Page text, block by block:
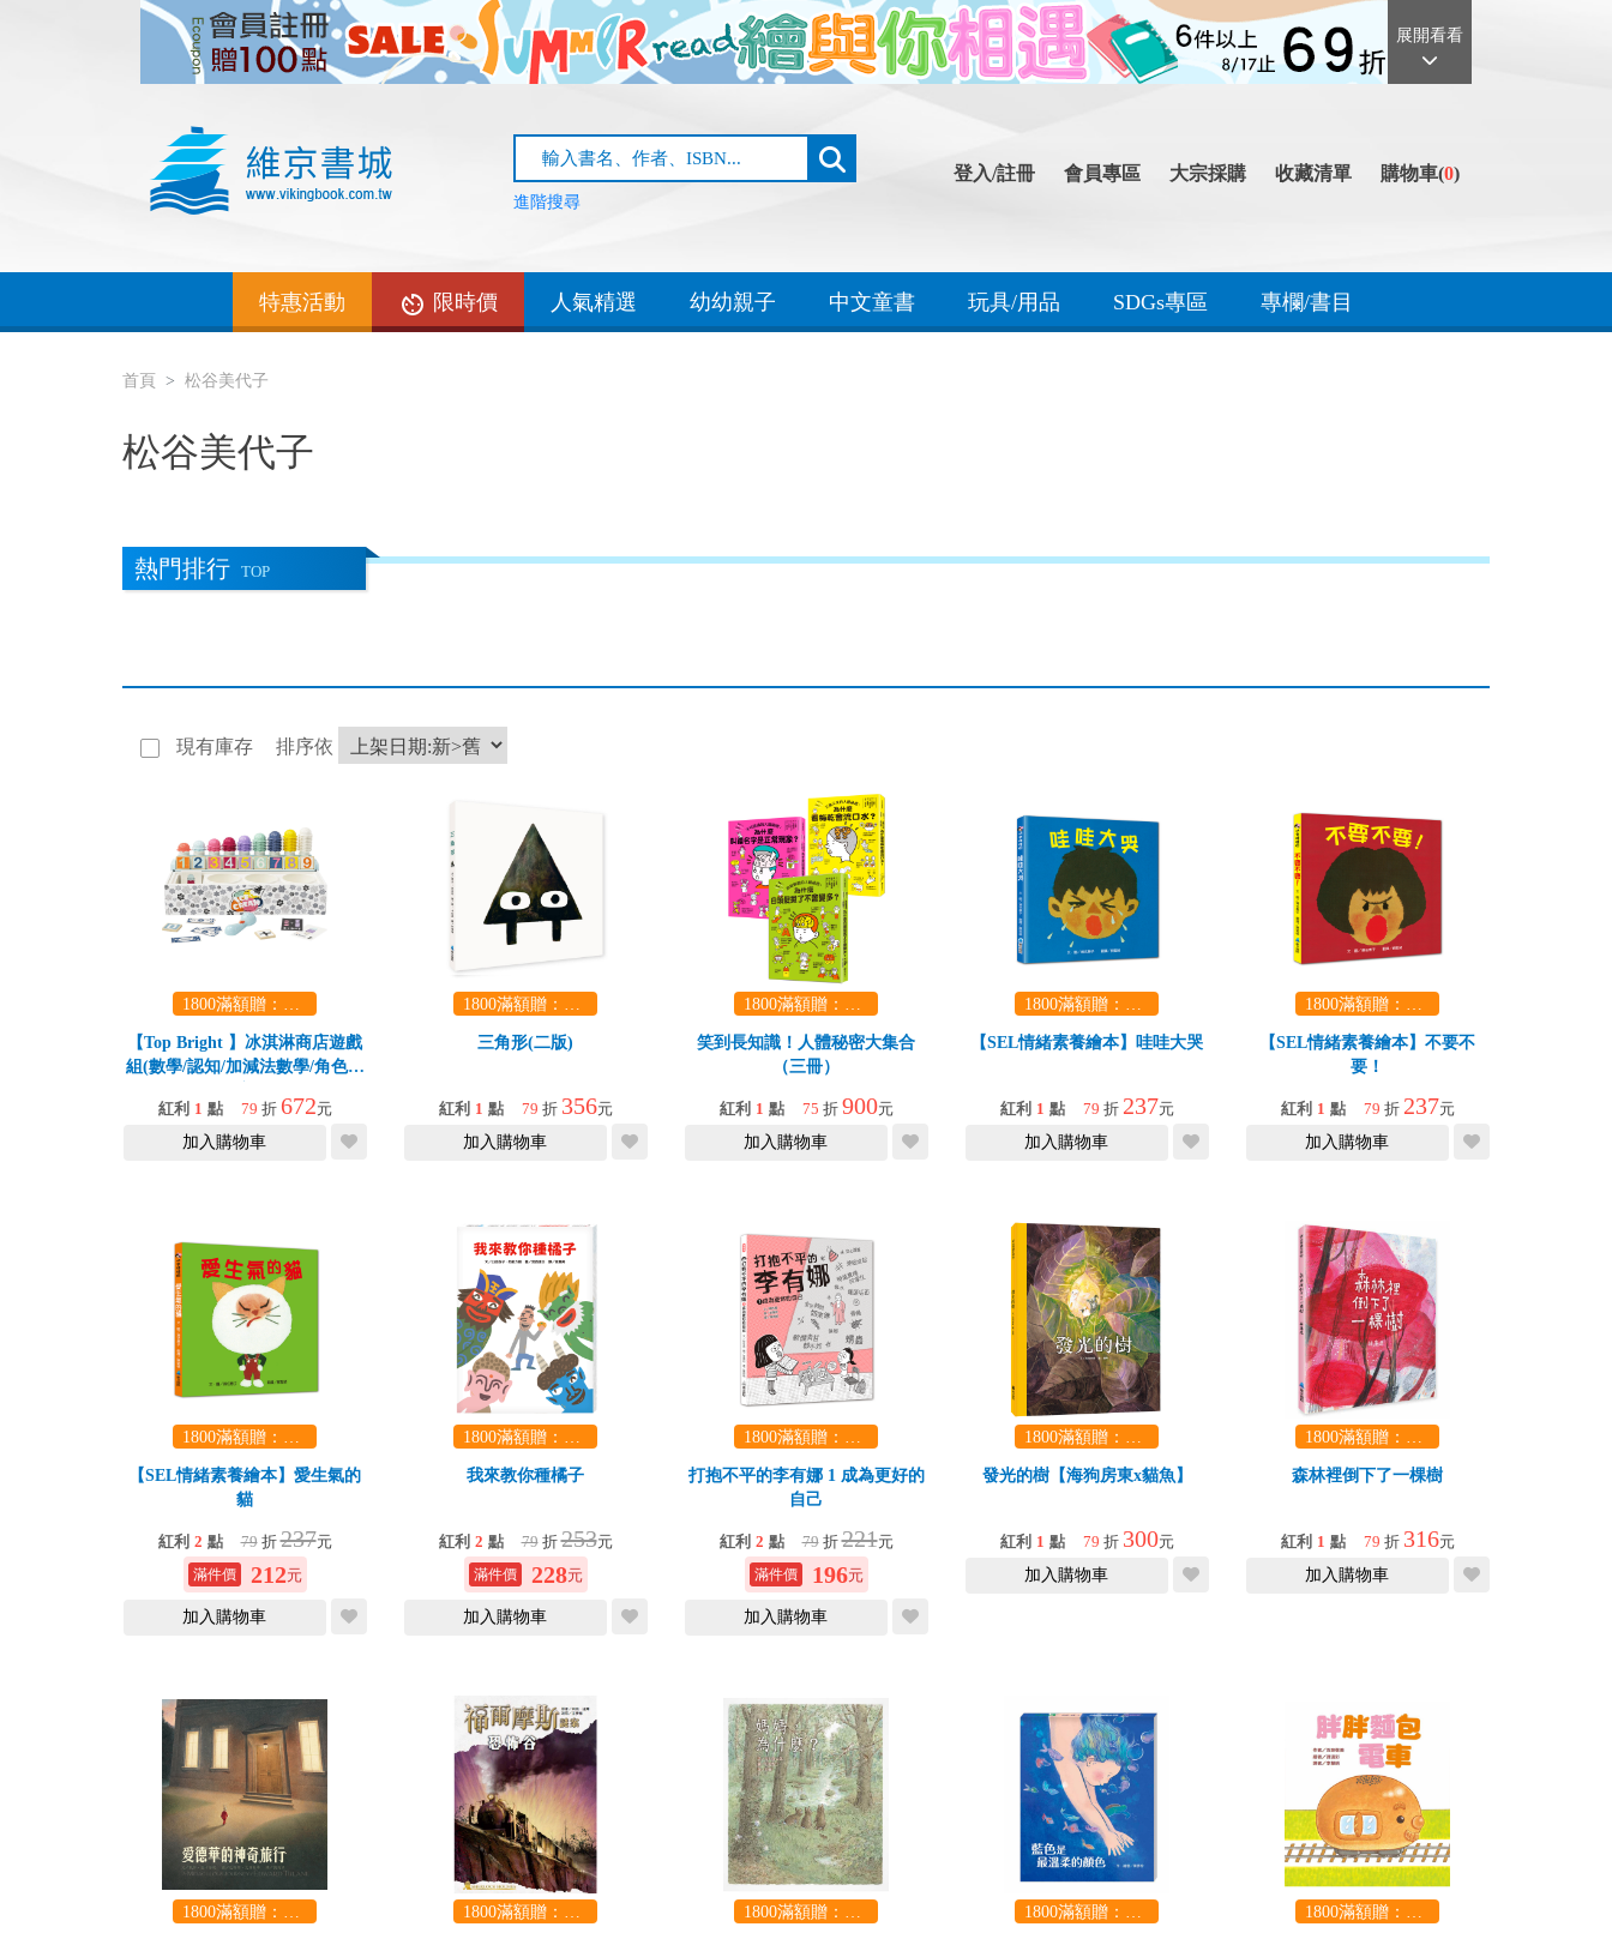
展開看看
進階搜尋
登入/註冊 會員專區 大宗採購 收藏清單 購物車(0)
特惠活動 限時價 人氣精選 幼幼親子 中文童書 玩具/用品 SDGs專區 專欄/書目
首頁 松谷美代子
松谷美代子
熱門排行 TOP
現有庫存 排序依
1800滿額贈：口袋玩具一份（隨機出貨） (summer read)
【Top Bright 】冰淇淋商店遊戲
組(數學/認知/加減法數學/角色扮
紅利 1 點 79 折 672元
加入購物車
1800滿額贈：口袋玩具一份（隨機出貨） (summer read)
三角形(二版)
紅利 1 點 79 折 356元
加入購物車
1800滿額贈：口袋玩具一份（隨機出貨） (summer read)
笑到長知識！人體秘密大集合
（三冊）
紅利 1 點 75 折 900元
加入購物車
1800滿額贈：口袋玩具一份（隨機出貨） (summer read)
【SEL情緒素養繪本】哇哇大哭
紅利 1 點 79 折 237元
加入購物車
1800滿額贈：口袋玩具一份（隨機出貨） (summer read)
【SEL情緒素養繪本】不要不
要！
紅利 1 點 79 折 237元
加入購物車
1800滿額贈：口袋玩具一份（隨機出貨） (summer read)
【SEL情緒素養繪本】愛生氣的
貓
紅利 2 點 79 折237元
212元
加入購物車
1800滿額贈：口袋玩具一份（隨機出貨） (summer read)
我來教你種橘子
紅利 2 點 79 折253元
228元
加入購物車
1800滿額贈：口袋玩具一份（隨機出貨） (summer read)
打抱不平的李有娜 1 成為更好的
自己
紅利 2 點 79 折221元
196元
加入購物車
1800滿額贈：口袋玩具一份（隨機出貨） (summer read)
發光的樹【海狗房東x貓魚】
紅利 1 點 79 折 300元
加入購物車
1800滿額贈：口袋玩具一份（隨機出貨） (summer read)
森林裡倒下了一棵樹
紅利 1 點 79 折 316元
加入購物車
1800滿額贈：口袋玩具一份（隨機出貨） (summer read) 1800滿額贈：口袋玩具一份（隨機出貨） (summer read) 1800滿額贈：口袋玩具一份（隨機出貨） (summer read) 1800滿額贈：口袋玩具一份（隨機出貨） (summer read) 1800滿額贈：口袋玩具一份（隨機出貨） (summer read)